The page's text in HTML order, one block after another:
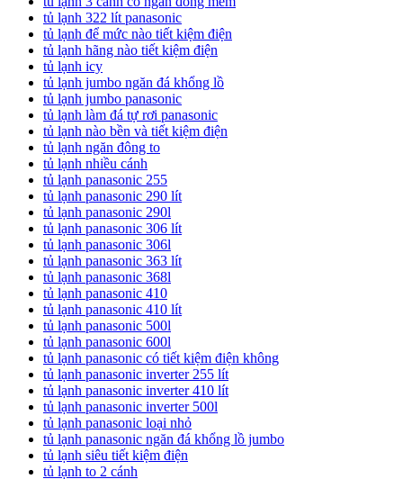
tủ lạnh 322 lít panasonic
tủ lạnh để mức nào tiết kiệm điện
tủ lạnh hãng nào tiết kiệm điện
tủ lạnh icy
tủ lạnh jumbo ngăn đá khổng lồ
tủ lạnh jumbo panasonic
tủ lạnh làm đá tự rơi panasonic
tủ lạnh nào bền và tiết kiệm điện
tủ lạnh ngăn đông to
tủ lạnh nhiều cánh
tủ lạnh panasonic 255
tủ lạnh panasonic 290 lít
tủ lạnh panasonic 290l
tủ lạnh panasonic 306 lít
tủ lạnh panasonic 306l
tủ lạnh panasonic 363 lít
tủ lạnh panasonic 368l
tủ lạnh panasonic 410
tủ lạnh panasonic 410 lít
tủ lạnh panasonic 500l
tủ lạnh panasonic 600l
tủ lạnh panasonic có tiết kiệm điện không
tủ lạnh panasonic inverter 255 lít
tủ lạnh panasonic inverter 410 lít
tủ lạnh panasonic inverter 500l
tủ lạnh panasonic loại nhỏ
tủ lạnh panasonic ngăn đá khổng lồ jumbo
tủ lạnh siêu tiết kiệm điện
tủ lạnh to 2 cánh